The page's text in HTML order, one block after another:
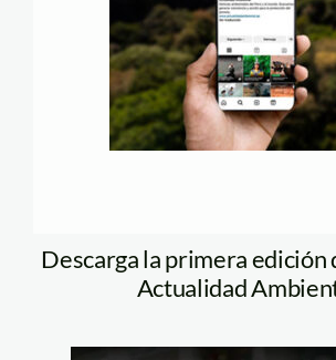
Descarga la primera edición
Actualidad